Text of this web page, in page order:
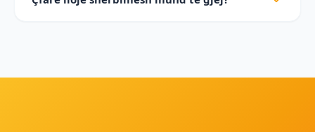
shumë.